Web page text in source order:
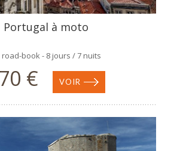
Portugal à moto
book - 8 jours / 7 nuits
€ VOIR